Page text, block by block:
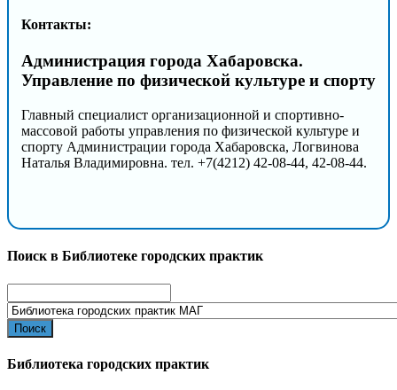
Контакты:
Администрация города Хабаровска.
Управление по физической культуре и спорту
Главный специалист организационной и спортивно-
массовой работы управления по физической культуре и
спорту Администрации города Хабаровска, Логвинова
Наталья Владимировна. тел. +7(4212) 42-08-44, 42-08-44.
Поиск в Библиотеке городских практик
for:
Библиотека городских практик